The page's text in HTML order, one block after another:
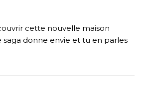
cette nouvelle maison
saga donne envie et tu en parles